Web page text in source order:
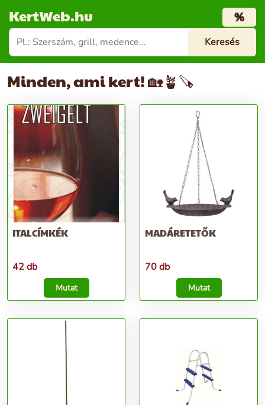
KertWeb.hu %
Minden, ami kert! 🏡🪴🪚
ITALCÍMKÉK
42 db
Mutat
MADÁRETETŐK
70 db
Mutat